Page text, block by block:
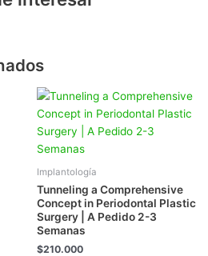
Implantología
Tunneling a Comprehensive
Concept in Periodontal Plastic
Surgery | A Pedido 2-3
Semanas
$210.000